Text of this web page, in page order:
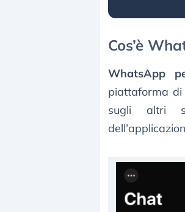
Cos’è
WhatsApp
piattaforma di
sugli altri